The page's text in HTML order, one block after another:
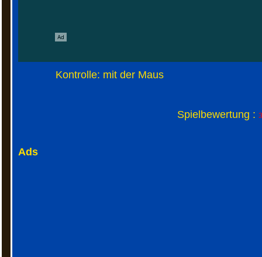
Kontrolle: mit der Maus
Spielbewertung :
Ads